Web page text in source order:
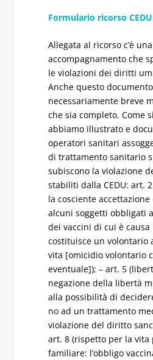
Formulario ricorso CEDU
Allegata al ricorso c’è
accompagnamento che
le violazioni dei diritti
Anche questo
necessariamente breve
che sia completo. Come
abbiamo illustrato e
operatori sanitari
di trattamento sanitario
subiscono la violazione
stabiliti dalla CEDU: art.
la cosciente
alcuni soggetti obbligati
dei vaccini di cui è
costituisce un volontario
vita [omicidio volontario
eventuale]); – art. 5
negazione della libertà
alla possibilità di
no ad un trattamento
violazione del diritto
art. 8 (rispetto per la vita
familiare: l’obbligo